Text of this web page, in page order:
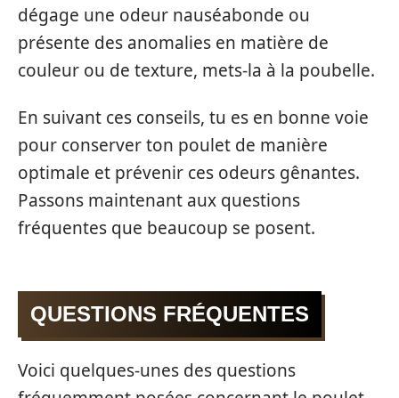
dégage une odeur nauséabonde ou
présente des anomalies en matière de
couleur ou de texture, mets-la à la poubelle.
En suivant ces conseils, tu es en bonne voie
pour conserver ton poulet de manière
optimale et prévenir ces odeurs gênantes.
Passons maintenant aux questions
fréquentes que beaucoup se posent.
QUESTIONS FRÉQUENTES
Voici quelques-unes des questions